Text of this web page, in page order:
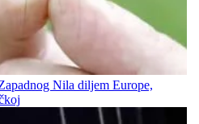
Nila diljem Europe,